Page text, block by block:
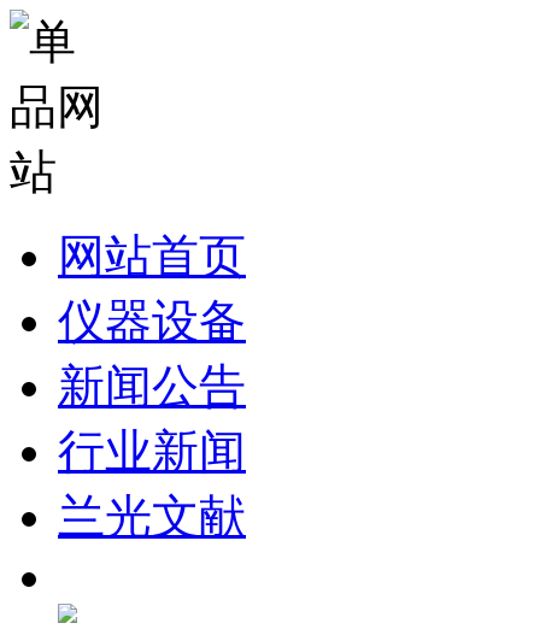
网站首页
仪器设备
新闻公告
行业新闻
兰光文献